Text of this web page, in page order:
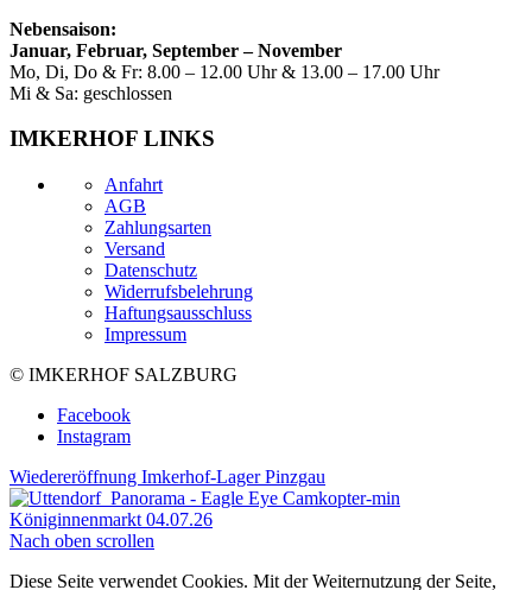
Nebensaison:
Januar, Februar, September – November
Mo, Di, Do & Fr: 8.00 – 12.00 Uhr & 13.00 – 17.00 Uhr
Mi & Sa: geschlossen
IMKERHOF LINKS
Anfahrt
AGB
Zahlungsarten
Versand
Datenschutz
Widerrufsbelehrung
Haftungsausschluss
Impressum
© IMKERHOF SALZBURG
Facebook
Instagram
Wiedereröffnung Imkerhof-Lager Pinzgau
Königinnenmarkt 04.07.26
Nach oben scrollen
Diese Seite verwendet Cookies. Mit der Weiternutzung der Seite,